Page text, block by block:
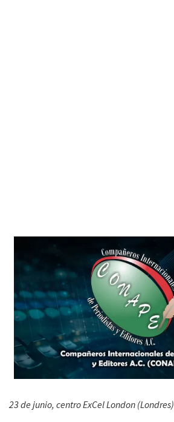
23 de junio, centro ExCel London (Londres)